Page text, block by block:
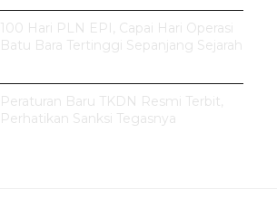
100 Hari PLN EPI, Capai Hari Operasi
Batu Bara Tertinggi Sepanjang Sejarah
Peraturan Baru TKDN Resmi Terbit,
Perhatikan Sanksi Tegasnya